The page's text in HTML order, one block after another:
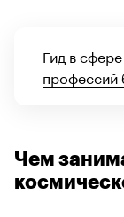
Гид в
профессий
Чем